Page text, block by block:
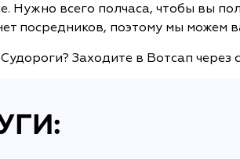
Нужно всего полчаса, чтобы вы
посредников, поэтому мы
Заходите в Вотсап